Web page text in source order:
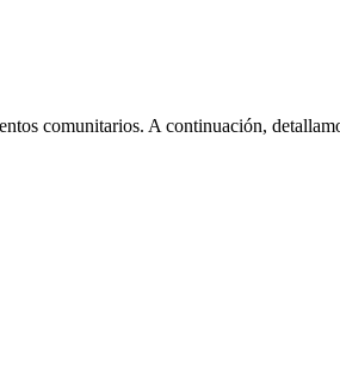
comunitarios. A continuación,